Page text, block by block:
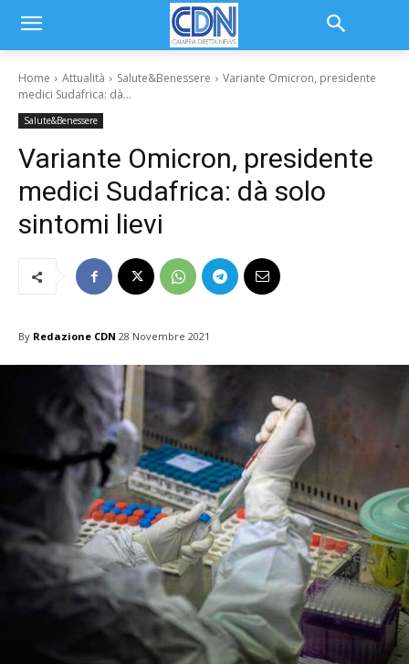
Home Attualità Salute&Benessere
Variante Omicron, presidente
medici Sudafrica: dà...
Salute&Benessere
Variante Omicron, presidente
medici Sudafrica: dà solo
sintomi lievi
By Redazione CDN 28 Novembre 2021